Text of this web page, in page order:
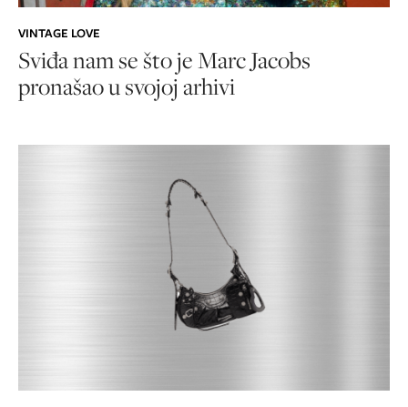
VINTAGE LOVE
Sviđa nam se što je Marc Jacobs
pronašao u svojoj arhivi